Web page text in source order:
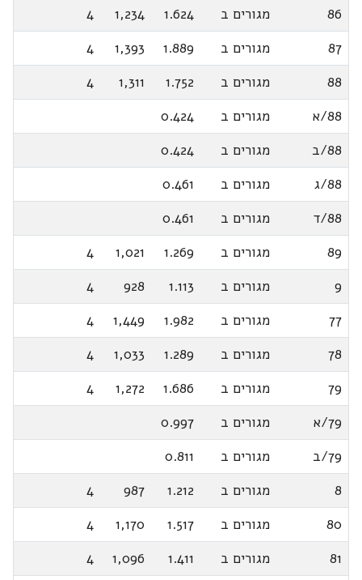
86
מגורים ב 1.624
1,234
4
87
מגורים ב 1.889
1,393
4
88
מגורים ב 1.752
1,311
4
88/א
מגורים ב
0.424
88/ב
מגורים ב
0.424
88/ג
מגורים ב
0.461
88/ד
מגורים ב
0.461
89
מגורים ב 1.269
1,021
4
9
מגורים ב 1.113
928
4
77
מגורים ב 1.982
1,449
4
78
מגורים ב 1.289
1,033
4
79
מגורים ב 1.686
1,272
4
79/א
מגורים ב
0.997
79/ב
מגורים ב
0.811
8
מגורים ב 1.212
987
4
80
מגורים ב 1.517
1,170
4
81
מגורים ב 1.411
1,096
4